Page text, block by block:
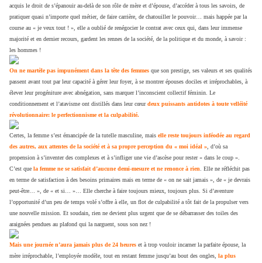
acquis le droit de s’épanouir au-delà de son rôle de mère et d’épouse, d’accéder à tous les savoirs, de
pratiquer quasi n’importe quel métier, de faire carrière, de chatouiller le pouvoir… mais happée par la
course au « je veux tout ! », elle a oublié de renégocier le contrat avec ceux qui, dans leur immense
majorité et en dernier recours, gardent les rennes de la société, de la politique et du monde, à savoir :
les hommes !
On ne martèle pas impunément dans la tête des femmes que son prestige, ses valeurs et ses qualités
passent avant tout par leur capacité à gérer leur foyer, à se montrer épouses dociles et irréprochables, à
élever leur progéniture avec abnégation, sans marquer l’inconscient collectif féminin. Le
conditionnement et l’atavisme ont distillés dans leur cœurdeux puissants antidotes à toute velléité
révolutionnaire: le perfectionnisme et la culpabilité.
Certes, la femme s’est émancipée de la tutelle masculine, mais elle reste toujours inféodée au regard
des autres, aux attentes de la société et à sa propre perception du « moi idéal » , d’où sa
propension à s’inventer des complexes et à s’infliger une vie d’ascèse pour rester « dans le coup ».
C’est que la femme ne se satisfait d’aucune demi-mesure et ne renonce à rien . Elle ne réfléchit pas
en terme de satisfaction à des besoins primaires mais en terme de « on ne sait jamais », de « je devrais
peut-être… », de « et si… »… Elle cherche à faire toujours mieux, toujours plus. Si d’aventure
l’opportunité d’un peu de temps volé s’offre à elle, un flot de culpabilité a tôt fait de la propulser vers
une nouvelle mission. Et soudain, rien ne devient plus urgent que de se débarrasser des toiles des
araignées pendues au plafond qui la narguent, sous son nez !
Mais une journée n’aura jamais plus de 24 heures et à trop vouloir incarner la parfaite épouse, la
mère irréprochable, l’employée modèle, tout en restant femme jusqu’au bout des ongles, la plus